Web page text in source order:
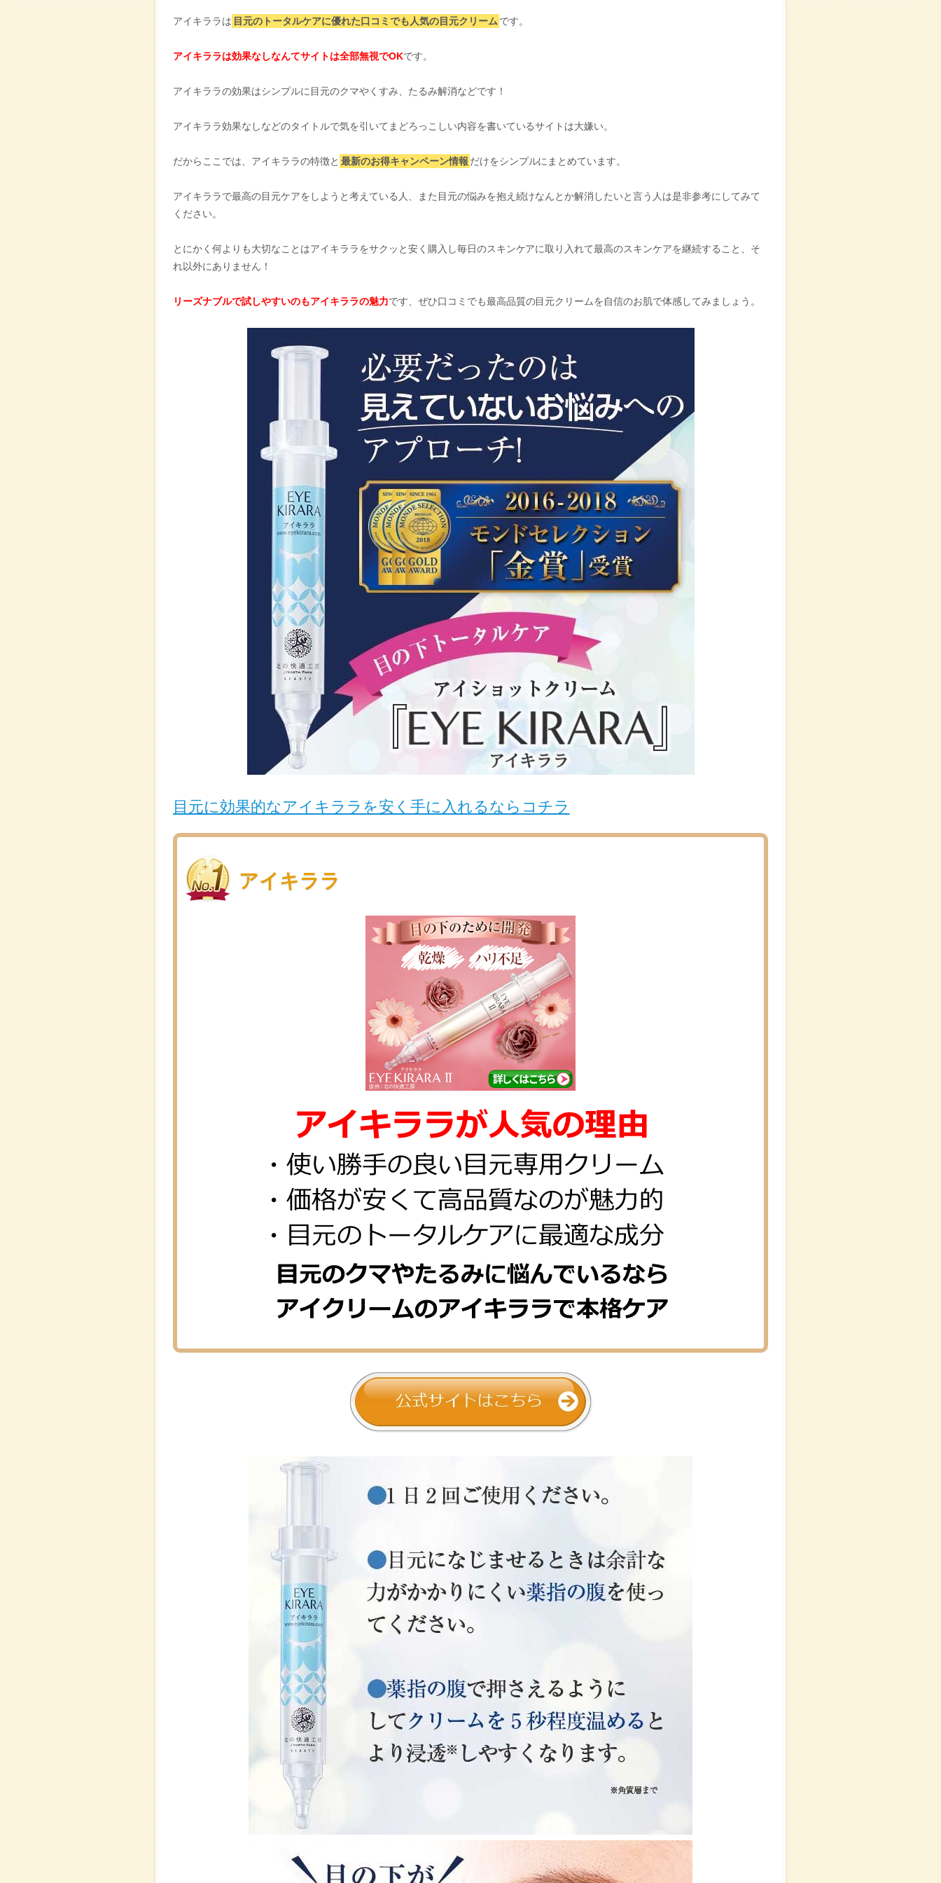
アイキララは 目元のトータルケアに優れた口コミでも人気の目元クリーム です。
アイキララは効果なしなんてサイトは全部無視でOKです。
アイキララの効果はシンプルに目元のクマやくすみ、たるみ解消などです！
アイキララ効果なしなどのタイトルで気を引いてまどろっこしい内容を書いているサイトは大嫌い。
だからここでは、アイキララの特徴と 最新のお得キャンペーン情報 だけをシンプルにまとめています。
アイキララで最高の目元ケアをしようと考えている人、また目元の悩みを抱え続けなんとか解消したいと言う人は是非参考にしてみて
ください。
とにかく何よりも大切なことはアイキララをサクッと安く購入し毎日のスキンケアに取り入れて最高のスキンケアを継続すること、そ
れ以外にありません！
リーズナブルで試しやすいのもアイキララの魅力です、ぜひ口コミでも最高品質の目元クリームを自信のお肌で体感してみましょう。
目元に効果的なアイキララを安く手に入れるならコチラ
アイキララ